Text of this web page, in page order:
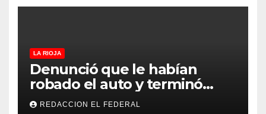
LA RIOJA
Denunció que le habían
robado el auto y terminó
confesando que su hermano
REDACCION EL FEDERAL